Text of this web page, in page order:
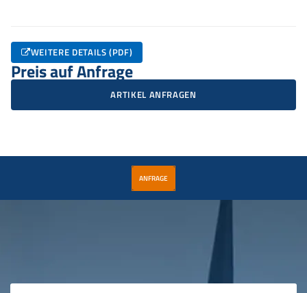
WEITERE DETAILS (PDF)
Preis auf Anfrage
ARTIKEL ANFRAGEN
ANFRAGE